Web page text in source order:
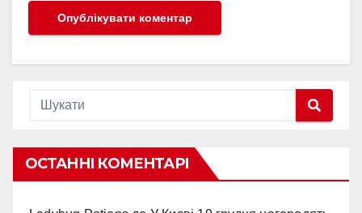
ОСТАННІ КОМЕНТАРІ